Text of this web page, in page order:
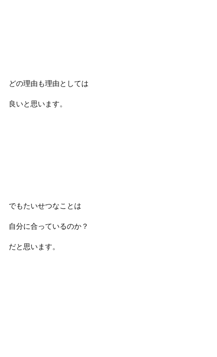
どの理由も理由としては
良いと思います。
でもたいせつなことは
自分に合っているのか？
だと思います。